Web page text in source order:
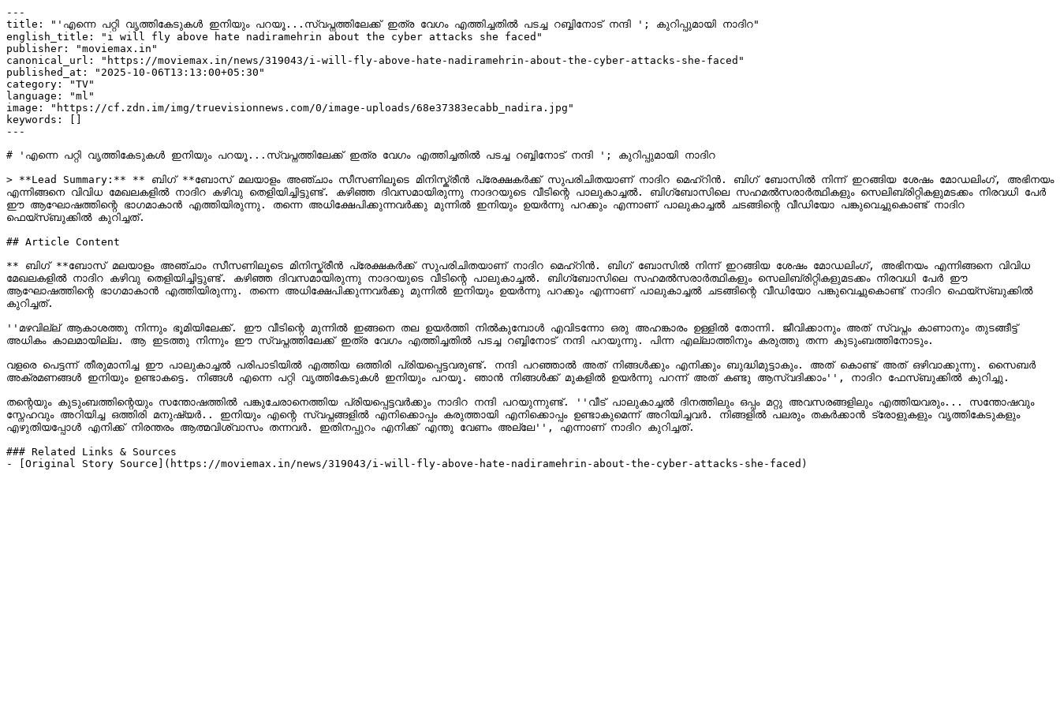
---
title: "'എന്നെ പറ്റി വൃത്തികേടുകൾ ഇനിയും പറയൂ...സ്വപ്നത്തിലേക്ക് ഇത്ര വേഗം എത്തിച്ചതിൽ പടച്ച റബ്ബിനോട് നന്ദി '; കുറിപ്പുമായി നാദിറ"
english_title: "i will fly above hate nadiramehrin about the cyber attacks she faced"
publisher: "moviemax.in"
canonical_url: "https://moviemax.in/news/319043/i-will-fly-above-hate-nadiramehrin-about-the-cyber-attacks-she-faced"
published_at: "2025-10-06T13:13:00+05:30"
category: "TV"
language: "ml"
image: "https://cf.zdn.im/img/truevisionnews.com/0/image-uploads/68e37383ecabb_nadira.jpg"
keywords: []
---
# 'എന്നെ പറ്റി വൃത്തികേടുകൾ ഇനിയും പറയൂ...സ്വപ്നത്തിലേക്ക് ഇത്ര വേഗം എത്തിച്ചതിൽ പടച്ച റബ്ബിനോട് നന്ദി '; കുറിപ്പുമായി നാദിറ
> **Lead Summary:** ** ബിഗ് **ബോസ് മലയാളം അഞ്ചാം സീസണിലൂടെ മിനിസ്ക്രീൻ പ്രേക്ഷകർക്ക് സുപരിചിതയാണ് നാദിറ മെഹ്റിൻ. ബിഗ് ബോസിൽ നിന്ന് ഇറങ്ങിയ ശേഷം മോഡലിംഗ്, അഭിനയം
എന്നിങ്ങനെ വിവിധ മേഖലകളിൽ നാദിറ കഴിവു തെളിയിച്ചിട്ടുണ്ട്. കഴിഞ്ഞ ദിവസമായിരുന്നു നാദറയുടെ വീടിന്റെ പാലുകാച്ചൽ. ബിഗ്ബോസിലെ സഹമൽസരാർത്ഥികളും സെലിബ്രിറ്റികളുമടക്കം നിരവധി പേർ
ഈ ആഘോഷത്തിന്റെ ഭാഗമാകാൻ എത്തിയിരുന്നു. തന്നെ അധിക്ഷേപിക്കുന്നവർക്കു മുന്നിൽ ഇനിയും ഉയർന്നു പറക്കും എന്നാണ് പാലുകാച്ചൽ ചടങ്ങിന്റെ വീഡിയോ പങ്കുവെച്ചുകൊണ്ട് നാദിറ
ഫെയ്സ്ബുക്കിൽ കുറിച്ചത്.
## Article Content
** ബിഗ് **ബോസ് മലയാളം അഞ്ചാം സീസണിലൂടെ മിനിസ്ക്രീൻ പ്രേക്ഷകർക്ക് സുപരിചിതയാണ് നാദിറ മെഹ്റിൻ. ബിഗ് ബോസിൽ നിന്ന് ഇറങ്ങിയ ശേഷം മോഡലിംഗ്, അഭിനയം എന്നിങ്ങനെ വിവിധ
മേഖലകളിൽ നാദിറ കഴിവു തെളിയിച്ചിട്ടുണ്ട്. കഴിഞ്ഞ ദിവസമായിരുന്നു നാദറയുടെ വീടിന്റെ പാലുകാച്ചൽ. ബിഗ്ബോസിലെ സഹമൽസരാർത്ഥികളും സെലിബ്രിറ്റികളുമടക്കം നിരവധി പേർ ഈ
ആഘോഷത്തിന്റെ ഭാഗമാകാൻ എത്തിയിരുന്നു. തന്നെ അധിക്ഷേപിക്കുന്നവർക്കു മുന്നിൽ ഇനിയും ഉയർന്നു പറക്കും എന്നാണ് പാലുകാച്ചൽ ചടങ്ങിന്റെ വീഡിയോ പങ്കുവെച്ചുകൊണ്ട് നാദിറ ഫെയ്സ്ബുക്കിൽ
കുറിച്ചത്.
''മഴവില്ല് ആകാശത്തു നിന്നും ഭൂമിയിലേക്ക്. ഈ വീടിന്റെ മുന്നിൽ ഇങ്ങനെ തല ഉയർത്തി നിൽകുമ്പോൾ എവിടന്നോ ഒരു അഹങ്കാരം ഉള്ളിൽ തോന്നി. ജീവിക്കാനും അത് സ്വപ്നം കാണാനും തുടങ്ങീട്ട്
അധികം കാലമായില്ല. ആ ഇടത്തു നിന്നും ഈ സ്വപ്നത്തിലേക്ക് ഇത്ര വേഗം എത്തിച്ചതിൽ പടച്ച റബ്ബിനോട് നന്ദി പറയുന്നു. പിന്ന എല്ലാത്തിനും കരുത്തു തന്ന കുടുംബത്തിനോടും.
വളരെ പെട്ടന്ന് തീരുമാനിച്ച ഈ പാലുകാച്ചൽ പരിപാടിയിൽ എത്തിയ ഒത്തിരി പ്രിയപ്പെട്ടവരുണ്ട്. നന്ദി പറഞ്ഞാൽ അത് നിങ്ങൾക്കും എനിക്കും ബുദ്ധിമുട്ടാകും. അത് കൊണ്ട് അത് ഒഴിവാക്കുന്നു. സൈബർ
അക്രമണങ്ങൾ ഇനിയും ഉണ്ടാകട്ടെ. നിങ്ങൾ എന്നെ പറ്റി വൃത്തികേടുകൾ ഇനിയും പറയൂ. ഞാൻ നിങ്ങൾക്ക് മുകളിൽ ഉയർന്നു പറന്ന് അത് കണ്ടു ആസ്വദിക്കാം'', നാദിറ ഫേസ്ബുക്കില്‍ കുറിച്ചു.
തന്റെയും കുടുംബത്തിന്റെയും സന്തോഷത്തിൽ പങ്കുചേരാനെത്തിയ പ്രിയപ്പെട്ടവർക്കും നാദിറ നന്ദി പറയുന്നുണ്ട്. ''വീട് പാലുകാച്ചൽ ദിനത്തിലും ഒപ്പം മറ്റു അവസരങ്ങളിലും എത്തിയവരും... സന്തോഷവും
സ്നേഹവും അറിയിച്ച ഒത്തിരി മനുഷ്യർ.. ഇനിയും എന്റെ സ്വപ്നങ്ങളിൽ എനിക്കൊപ്പം കരുത്തായി എനിക്കൊപ്പം ഉണ്ടാകുമെന്ന് അറിയിച്ചവർ. നിങ്ങളിൽ പലരും തകർക്കാൻ ട്രോളുകളും വൃത്തികേടുകളും
എഴുതിയപ്പോൾ എനിക്ക് നിരന്തരം ആത്മവിശ്വാസം തന്നവർ. ഇതിനപ്പുറം എനിക്ക് എന്തു വേണം അല്ലേ'', എന്നാണ് നാദിറ കുറിച്ചത്.
### Related Links & Sources
- [Original Story Source](https://moviemax.in/news/319043/i-will-fly-above-hate-nadiramehrin-about-the-cyber-attacks-she-faced)